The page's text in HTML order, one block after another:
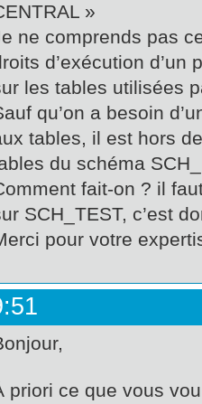
»
ne comprends pas
d’exécution
les tables utilisées
qu’on a besoin
tables, il est hors
du schéma
fait-on ? il
SCH_TEST, c’est
pour votre
priori ce que vous